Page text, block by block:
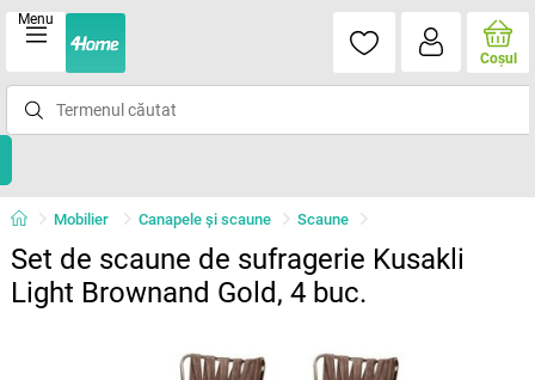
Menu
Coşul
Mobilier Canapele și scaune Scaune
Set de scaune de sufragerie Kusakli
Light Brownand Gold, 4 buc.